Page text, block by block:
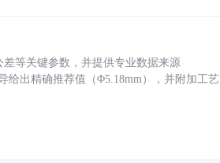
等关键参数，并提供专业数据来源
给出精确推荐值（Φ5.18mm），并附加工艺